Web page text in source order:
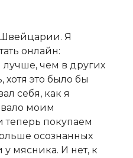
Швейцарии. Я
онлайн:
чем в других
хотя это было бы
себя, как я
моим
теперь покупаем
осознанных
мясника. И нет, к